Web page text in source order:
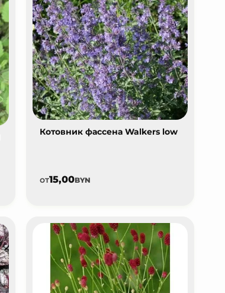
Котовник фассена Walkers low
от15,00BYN